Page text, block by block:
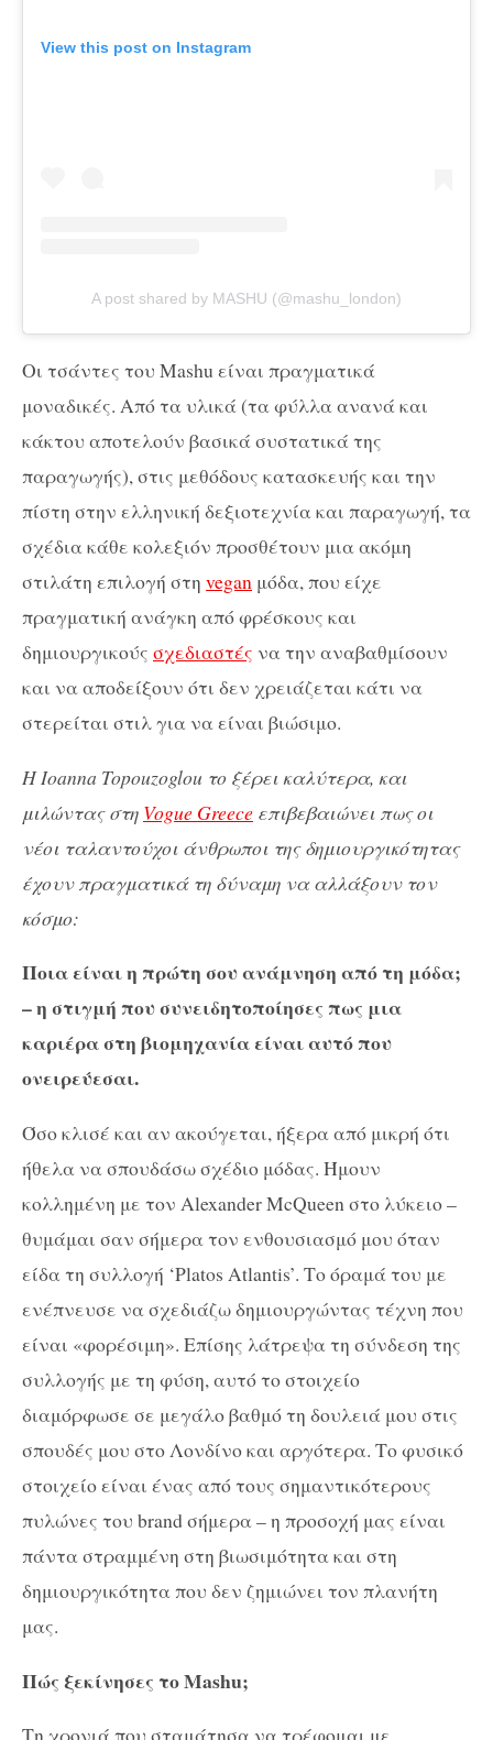
View this post on Instagram
A post shared by MASHU (@mashu_london)
Οι τσάντες του Mashu είναι πραγματικά
μοναδικές. Από τα υλικά (τα φύλλα ανανά και
κάκτου αποτελούν βασικά συστατικά της
παραγωγής), στις μεθόδους κατασκευής και την
πίστη στην ελληνική δεξιοτεχνία και παραγωγή, τα
σχέδια κάθε κολεξιόν προσθέτουν μια ακόμη
στιλάτη επιλογή στη vegan μόδα, που είχε
πραγματική ανάγκη από φρέσκους και
δημιουργικούς σχεδιαστές να την αναβαθμίσουν
και να αποδείξουν ότι δεν χρειάζεται κάτι να
στερείται στιλ για να είναι βιώσιμο.
ΗIoanna Topouzoglou το ξέρει καλύτερα, και
μιλώντας στη Vogue Greece επιβεβαιώνει πως οι
νέοι ταλαντούχοι άνθρωποι της δημιουργικότητας
έχουν πραγματικά τη δύναμη να αλλάξουν τον
κόσμο:
Ποια είναι η πρώτη σου ανάμνηση από τη μόδα;
– η στιγμή που συνειδητοποίησες πως μια
καριέρα στη βιομηχανία είναι αυτό που
ονειρεύεσαι.
Όσο κλισέ και αν ακούγεται, ήξερα από μικρή ότι
ήθελα να σπουδάσω σχέδιο μόδας. Ήμουν
κολλημένη με τον Alexander McQueen στο λύκειο –
θυμάμαι σαν σήμερα τον ενθουσιασμό μου όταν
είδα τη συλλογή ‘Platos Atlantis’. Το όραμά του με
ενέπνευσε να σχεδιάζω δημιουργώντας τέχνη που
είναι «φορέσιμη». Επίσης λάτρεψα τη σύνδεση της
συλλογής με τη φύση, αυτό το στοιχείο
διαμόρφωσε σε μεγάλο βαθμό τη δουλειά μου στις
σπουδές μου στο Λονδίνο και αργότερα. Το φυσικό
στοιχείο είναι ένας από τους σημαντικότερους
πυλώνες του brand σήμερα – η προσοχή μας είναι
πάντα στραμμένη στη βιωσιμότητα και στη
δημιουργικότητα που δεν ζημιώνει τον πλανήτη
μας.
Πώς ξεκίνησες το Mashu;